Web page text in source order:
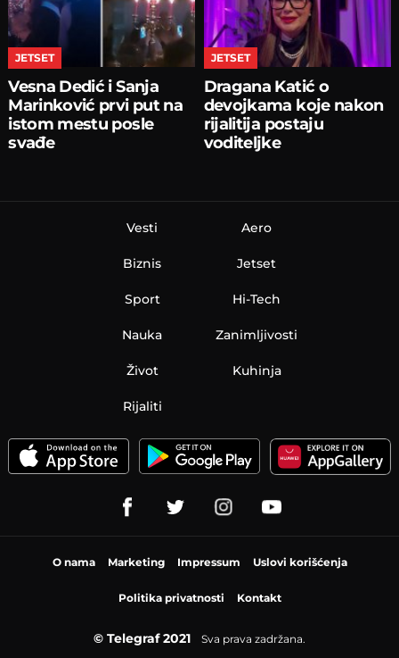
JETSET
Vesna Dedić i Sanja
Marinković prvi put na
istom mestu posle
svađe
JETSET
Dragana Katić o
devojkama koje nakon
rijalitija postaju
voditeljke
Vesti
Biznis
Sport
Nauka
Aero
Jetset
Hi-Tech
Zanimljivosti
Život Kuhinja
Rijaliti
O nama Marketing Impressum Uslovi korišćenja
Politika privatnosti Kontakt
© Telegraf 2021 Sva prava zadržana.